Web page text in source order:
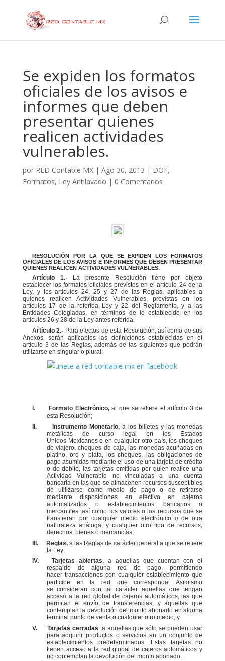
Se expiden los formatos
oficiales de los avisos e
informes que deben
presentar quienes
realicen actividades
vulnerables.
por RED Contable MX| Ago 30, 2013 | DOF,
Formatos, Ley Antilavado | 0 Comentarios
RESOLUCIÓN POR LA QUE SE EXPIDEN LOS FORMATOS
OFICIALES DE LOS AVISOS E INFORMES QUE DEBEN PRESENTAR
QUIENES REALICEN ACTIVIDADES VULNERABLES.
Artículo 1.-
La presente Resolución tiene por objeto
establecer los formatos oficiales previstos en el
artículo 24 de la
Ley, y los artículos 24, 25 y 27 de las Reglas, aplicables a
quienes realicen Actividades
Vulnerables, previstas en los
artículos 17 de la referida Ley y 22 del Reglamento, y a las
Entidades Colegiadas, en términos de lo establecido en los
artículos 26 y 28 de la Ley antes referida.
Artículo 2.- Para efectos de esta Resolución, así como de sus
Anexos, serán aplicables las definiciones establecidas en el
artículo 3 de las Reglas, además de las siguientes que podrán
utilizarse en singular o plural:
I. Formato Electrónico, al que se refiere el artículo 3 de
esta Resolución;
II.
Instrumento Monetario, a los billetes y las monedas
metálicas de curso legal en los Estados
Unidos Mexicanos o en cualquier otro país, los cheques
de viajero, cheques de caja, las monedas acuñadas en
platino, oro y plata, los cheques, las obligaciones de
pago asumidas mediante el uso de una tarjeta de crédito
o de débito, las tarjetas emitidas por quien realice una
Actividad Vulnerable no
vinculadas a una cuenta
bancaria en las que se almacenen recursos susceptibles
de utilizarse como
medio de pago o de retirarse
mediante disposiciones en efectivo en cajeros
automatizados o
establecimientos bancarios o
mercantiles, así como los valores o los recursos que se
transfieran por cualquier medio electrónico o de otra
naturaleza análoga, y cualquier otro tipo de recursos,
derechos, bienes o mercancías;
III.
Reglas, a las Reglas de carácter general a que se refiere
la Ley;
IV.
Tarjetas abiertas, a aquellas que cuentan con el
respaldo de alguna red de pago, permitiendo
hacer transacciones con cualquier establecimiento que
participe en la red que corresponda. Asimismo
se
consideran con tal carácter aquellas que tengan
acceso a la red global de cajeros automáticos, las que
permitan el envío de transferencias, y aquellas que
contemplan la devolución del monto abonado en alguna
terminal punto de venta o cualquier otro medio, y
V.
Tarjetas cerradas, a aquellas que sólo se pueden usar
para adquirir productos o servicios en un conjunto de
establecimientos predeterminados. Estas tarjetas no
tienen acceso a la red global de cajeros automáticos y
no contemplan la devolución del monto abonado.